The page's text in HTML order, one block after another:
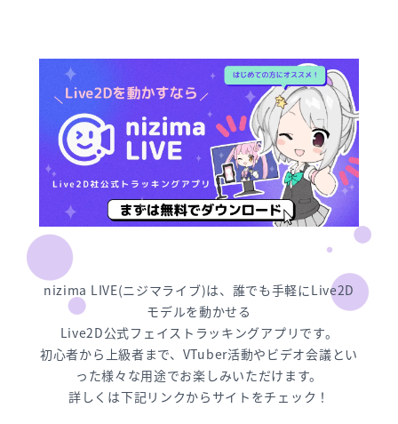
nizima LIVE(ニジマライブ)は、誰でも手軽にLive2D
モデルを動かせる
Live2D公式フェイストラッキングアプリです。
初心者から上級者まで、VTuber活動やビデオ会議とい
った様々な用途でお楽しみいただけます。
詳しくは下記リンクからサイトをチェック！